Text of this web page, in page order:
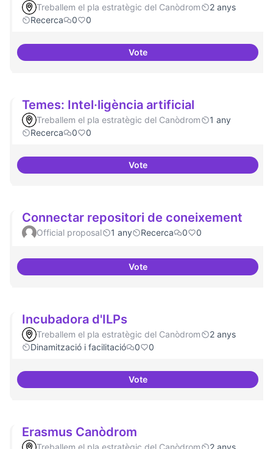
Treballem el pla estratègic del Canòdrom
2 anys
Recerca
0 0
VoteBeques de recerca per
Temes: Intel·ligència artificial
Treballem el pla estratègic del Canòdrom
1 any
Recerca
0 0
VoteTemes: Intel·ligència artificial
Connectar repositori de coneixement
Official proposal 1 any Recerca 0 0
VoteConnectar repositori de
Incubadora d'ILPs
Treballem el pla estratègic del Canòdrom
2 anys
Dinamització i facilitació
0 0
VoteIncubadora d'ILPs
Erasmus Canòdrom
Treballem el pla estratègic del Canòdrom 2 anys